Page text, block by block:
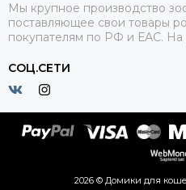
Мы крупное производство
поставляющее свои товары
покупателям по РФ и ЕАС. На
СОЦ.СЕТИ
2026 © Домики для